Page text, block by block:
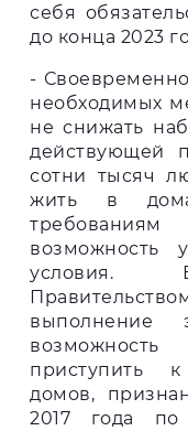
себя
до конца 2023
-
необходимых
не снижать
действующей
сотни тысяч
жить в
возможность
условия.
выполнение
приступить
домов,
2017 года